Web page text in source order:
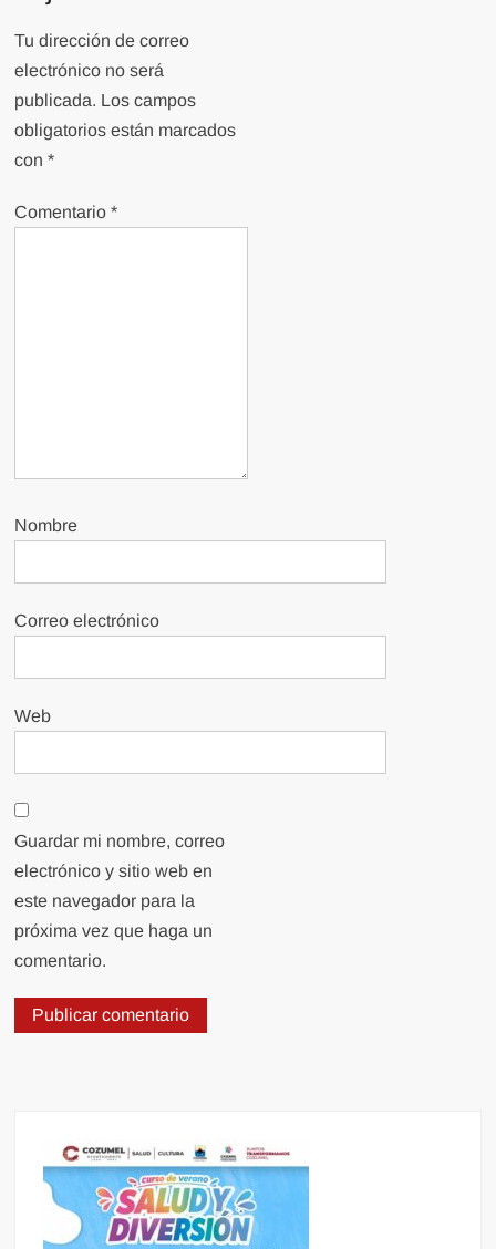
Tu dirección de correo
electrónico no será
publicada. Los campos
obligatorios están marcados
con*
Comentario*
Nombre
Correo electrónico
Web
Guardar mi nombre, correo
electrónico y sitio web en
este navegador para la
próxima vez que haga un
comentario.